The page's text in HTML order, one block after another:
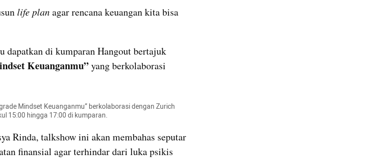
life plan agar rencana keuangan kita bisa
Keuanganmu” yang berkolaborasi
Mindset Keuanganmu” berkolaborasi dengan Zurich
15:00 hingga 17:00 di kumparan.
Rinda, talkshow ini akan membahas seputar
finansial agar terhindar dari luka psikis